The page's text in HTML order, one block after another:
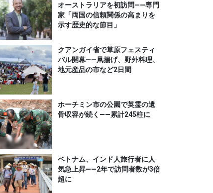
オーストラリアを初訪問――専門
家「両国の信頼関係の高まりを
示す歴史的な節目」
クアンガイ省で草原フェスティ
バル開幕――凧揚げ、野外料理、
地元産品の市など2日間
ホーチミン市の公園で英霊の遺
骨収容が続く――累計245柱に
ベトナム、インド人旅行者に人
気急上昇――2年で訪問者数が3倍
超に